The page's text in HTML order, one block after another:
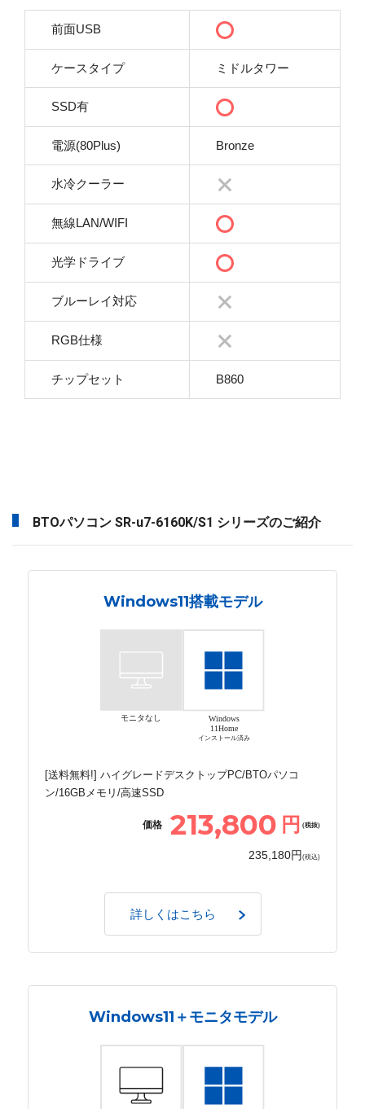
前面USB
ケースタイプ ミドルタワー
SSD有
電源(80Plus) Bronze
水冷クーラー
無線LAN/WIFI
光学ドライブ
ブルーレイ対応
RGB仕様
チップセット B860
BTOパソコン SR-u7-6160K/S1 シリーズのご紹介
Windows11搭載モデル
モニタなし
Windows
11Home
インストール済み
[送料無料!] ハイグレードデスクトップPC/BTOパソコ
ン/16GBメモリ/高速SSD
価格 213,800 円 (税抜)
235,180円 (税込)
詳しくはこちら
Windows11＋モニタモデル